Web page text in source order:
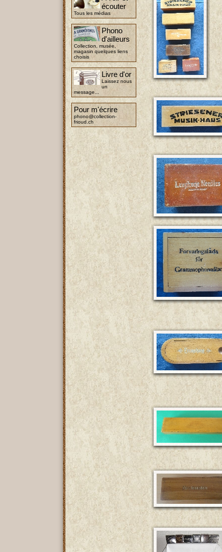
écouter
Tous les médias
Phono
d'ailleurs
Collection, musée,
magasin quelques liens
choisis
Livre d'or
Laissez nous
un
message...
Pour m'écrire
phono@collection-
frioud.ch